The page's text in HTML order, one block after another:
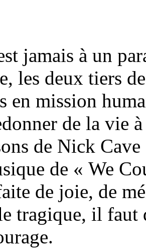
jamais à un
les deux tiers
en mission
de la vie
de Nick
de « We
de joie, de
tragique, il